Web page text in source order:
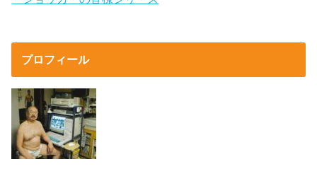
プロフィール